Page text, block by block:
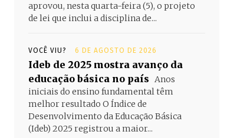
aprovou, nesta quarta-feira (5), o projeto
de lei que inclui a disciplina de...
VOCÊ VIU? 6 DE AGOSTO DE 2026
Ideb de 2025 mostra avanço da
educação básica no país Anos
iniciais do ensino fundamental têm
melhor resultado O Índice de
Desenvolvimento da Educação Básica
(Ideb) 2025 registrou a maior...